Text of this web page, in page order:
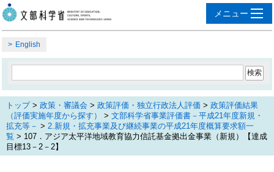
English
トップ> 政策・審議会 > 政策評価・独立行政法人評価 > 政策評価結果
（評価実施年度から探す）
> 文部科学省事業評価書－平成21年度新規・
拡充等－ > 2.新規・拡充事業及び継続事業の平成21年度概算要求額一
覧 > 107．アジア太平洋地域教育協力信託基金拠出金事業（新規）【達成
目標13－2－2】